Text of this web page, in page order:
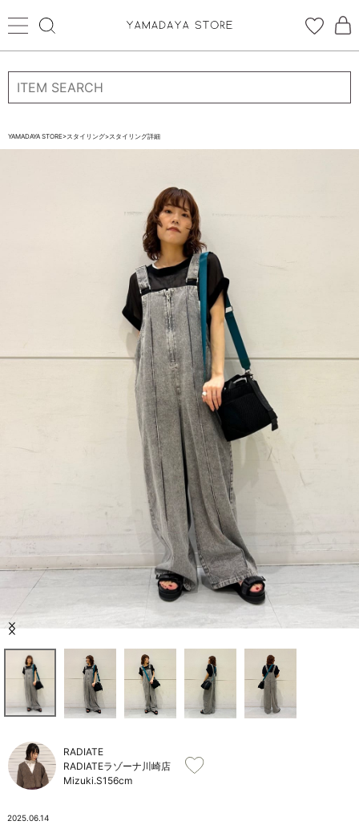
ログイン 新規会員登録
STORE BRAND・LABELから探す
予約商品
ブランド一覧
ご利用ガイド/ヘルプ
YAMADAYA STORE>スタイリング>スタイリング詳細
Item
RADIATE
RADIATEラゾーナ川崎店
Mizuki.S156cm
2025.06.14